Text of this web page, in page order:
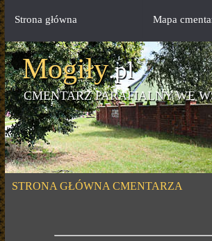
Mogiły.pl
CMENTARZ PARAFIALNY WE
Strona główna Mapa
STRONA GŁÓWNA CMENTARZA